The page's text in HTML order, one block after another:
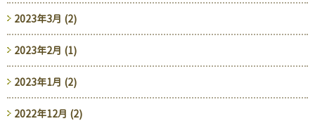
2023年3月 (2)
2023年2月 (1)
2023年1月 (2)
2022年12月 (2)